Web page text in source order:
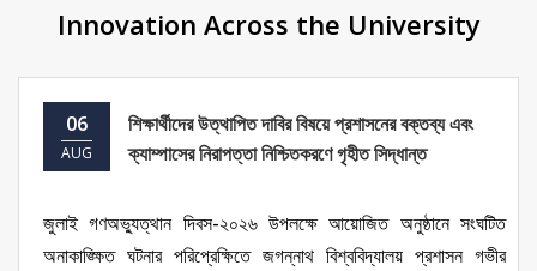
Innovation Across the University
06
AUG
শিক্ষার্থীদের উত্থাপিত দাবির বিষয়ে প্রশাসনের বক্তব্য এবং
ক্যাম্পাসের নিরাপত্তা নিশ্চিতকরণে গৃহীত সিদ্ধান্ত
জুলাই গণঅভ্যুত্থান দিবস-২০২৬ উপলক্ষে আয়োজিত অনুষ্ঠানে সংঘটিত
অনাকাঙ্ক্ষিত ঘটনার পরিপ্রেক্ষিতে জগন্নাথ বিশ্ববিদ্যালয় প্রশাসন গভীর